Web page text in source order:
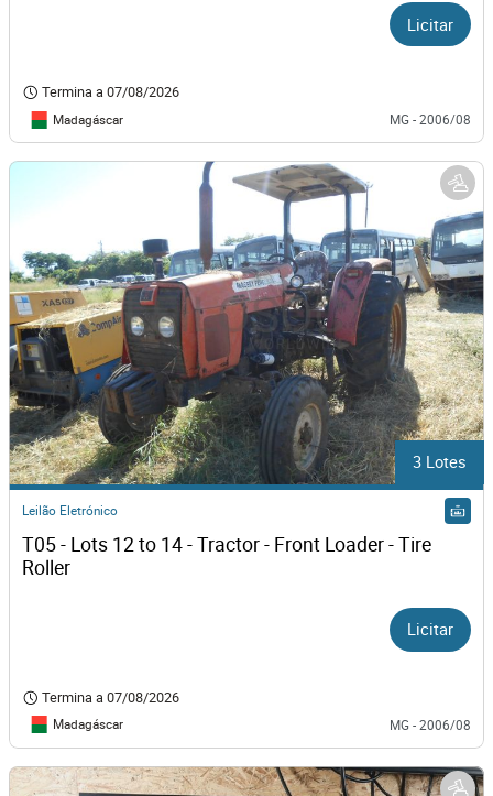
Licitar
Termina a07/08/2026
Madagáscar MG - 2006/08
3 Lotes
Leilão Eletrónico
T05 - Lots 12 to 14 - Tractor - Front Loader - Tire
Roller
Licitar
Termina a07/08/2026
Madagáscar MG - 2006/08